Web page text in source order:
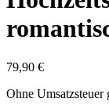
79,90 €
Ohne